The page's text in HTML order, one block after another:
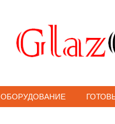
ОБОРУДОВАНИЕ